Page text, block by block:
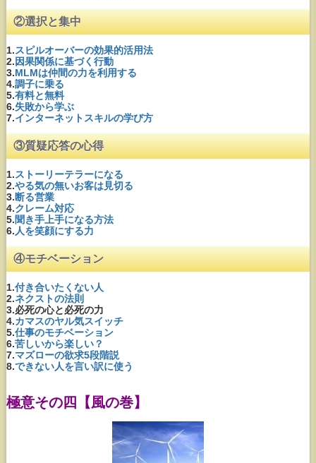
②選択と集中
1.スピルオーバーの効果的活用法
2.因果関係に基づく行動
3.MLMは仲間の力を利用する
4.調子に乗る
5.有料と無料
6.失敗から学ぶ
7.インターネットスキルの学び方
③質疑応答の心得
1.ストーリーテラーになる
2.やる気の無いお客は見切る
3.断る営業
4.クレーム対応
5.聞き手上手になる方法
6. 人を笑顔にする力
④モチベーション
1.付き合いたくない人
2.ネクストの法則
3.必死の心と必死の力
4.カマスのヤル気スイッチ
5.仕事のモチベーション
6.苦しいから楽しい？
7.マズローの欲求5段階説
8.できない人を言い訳に使う
極意その四【風の巻】